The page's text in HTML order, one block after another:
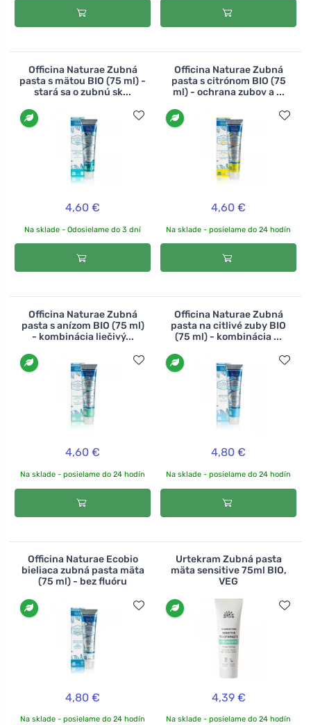
Officina Naturae Zubná
pasta s mätou BIO (75 ml) -
stará sa o zubnú sk...
4,60 €
Na sklade - Odosielame do 3 dní
Officina Naturae Zubná
pasta s citrónom BIO (75
ml) - ochrana zubov a ...
4,60 €
Na sklade - posielame do 24 hodín
Officina Naturae Zubná
pasta s anízom BIO (75 ml)
- kombinácia liečivý...
4,60 €
Na sklade - posielame do 24 hodín
Officina Naturae Zubná
pasta na citlivé zuby BIO
(75 ml) - kombinácia ...
4,80 €
Na sklade - posielame do 24 hodín
Officina Naturae Ecobio
bieliaca zubná pasta mäta
(75 ml) - bez fluóru
4,80 €
Na sklade - posielame do 24 hodín
Urtekram Zubná pasta
mäta sensitive 75ml BIO,
VEG
4,39 €
Na sklade - posielame do 24 hodín